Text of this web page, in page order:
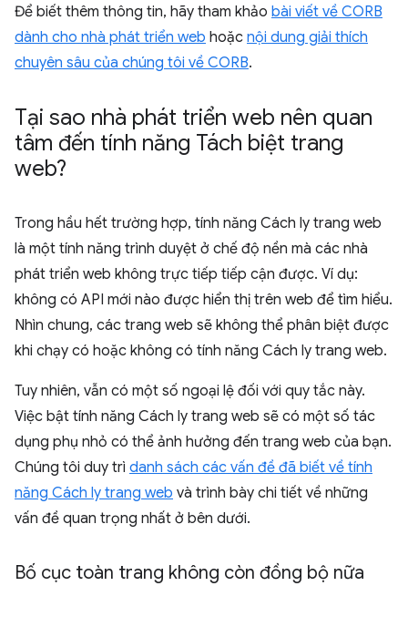
Để biết thêm thông tin, hãy tham khảo bài viết về CORB
dành cho nhà phát triển web hoặc nội dung giải thích
chuyên sâu của chúng tôi về CORB.
Tại sao nhà phát triển web nên quan
tâm đến tính năng Tách biệt trang
web?
Trong hầu hết trường hợp, tính năng Cách ly trang web
là một tính năng trình duyệt ở chế độ nền mà các nhà
phát triển web không trực tiếp tiếp cận được. Ví dụ:
không có API mới nào được hiển thị trên web để tìm hiểu.
Nhìn chung, các trang web sẽ không thể phân biệt được
khi chạy có hoặc không có tính năng Cách ly trang web.
Tuy nhiên, vẫn có một số ngoại lệ đối với quy tắc này.
Việc bật tính năng Cách ly trang web sẽ có một số tác
dụng phụ nhỏ có thể ảnh hưởng đến trang web của bạn.
Chúng tôi duy trì danh sách các vấn đề đã biết về tính
năng Cách ly trang web và trình bày chi tiết về những
vấn đề quan trọng nhất ở bên dưới.
Bố cục toàn trang không còn đồng bộ nữa